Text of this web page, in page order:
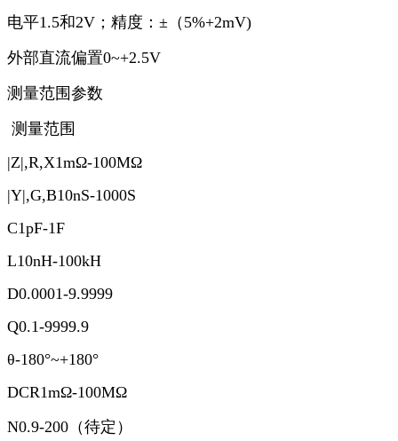
电平1.5和2V；精度：±（5%+2mV)
外部直流偏置0~+2.5V
测量范围参数
测量范围
|Z|,R,X1mΩ-100MΩ
|Y|,G,B10nS-1000S
C1pF-1F
L10nH-100kH
D0.0001-9.9999
Q0.1-9999.9
θ-180°~+180°
DCR1mΩ-100MΩ
N0.9-200（待定）